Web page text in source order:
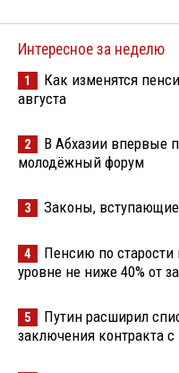
Интересное за неделю
1
Как изменятся
августа
2
В Абхазии впервые
молодёжный форум
3 Законы, вступающие
4
Пенсию по
уровне не ниже 40% от
5
Путин расширил
заключения контракта